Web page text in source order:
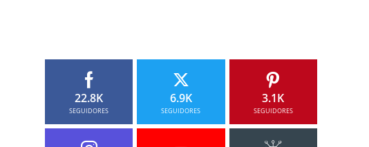
22.8K
SEGUIDORES
6.9K
SEGUIDORES
3.1K
SEGUIDORES